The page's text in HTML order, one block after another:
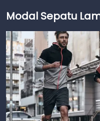
Modal Sepatu